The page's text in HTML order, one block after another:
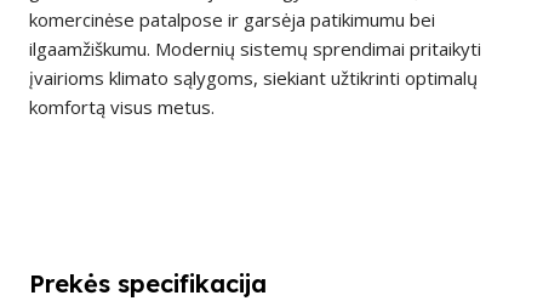
komercinėse patalpose ir garsėja patikimumu bei
ilgaamžiškumu. Modernių sistemų sprendimai pritaikyti
įvairioms klimato sąlygoms, siekiant užtikrinti optimalų
komfortą visus metus.
Prekės specifikacija